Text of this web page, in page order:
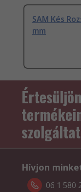
SAM Kés
mm
Hívjon
06 1 580